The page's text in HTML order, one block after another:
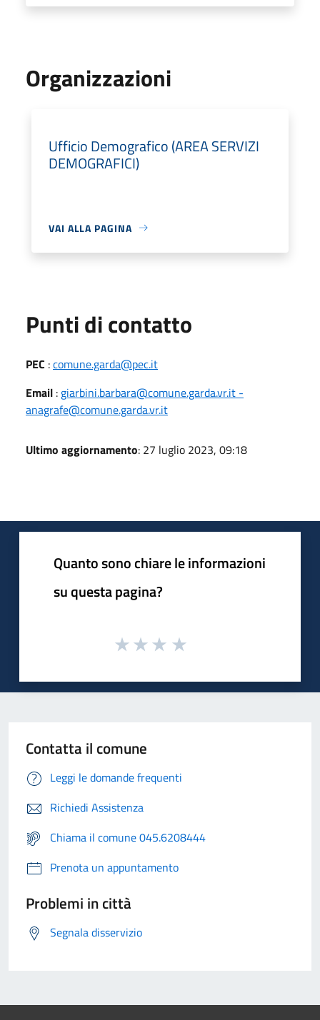
Organizzazioni
Ufficio Demografico (AREA SERVIZI
DEMOGRAFICI)
VAI ALLA PAGINA
Punti di contatto
PEC :comune.garda@pec.it
Email : giarbini.barbara@comune.garda.vr.it -
anagrafe@comune.garda.vr.it
Ultimo aggiornamento: 27 luglio 2023, 09:18
Quanto sono chiare le informazioni
su questa pagina?
Contatta il comune
Leggi le domande frequenti
Richiedi Assistenza
Chiama il comune 045.6208444
Prenota un appuntamento
Problemi in città
Segnala disservizio